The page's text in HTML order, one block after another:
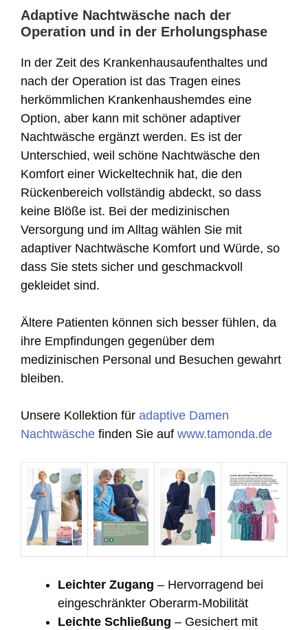
Adaptive Nachtwäsche nach der
Operation und in der Erholungsphase
In der Zeit des Krankenhausaufenthaltes und
nach der Operation ist das Tragen eines
herkömmlichen Krankenhaushemdes eine
Option, aber kann mit schöner adaptiver
Nachtwäsche ergänzt werden. Es ist der
Unterschied, weil schöne Nachtwäsche den
Komfort einer Wickeltechnik hat, die den
Rückenbereich vollständig abdeckt, so dass
keine Blöße ist. Bei der medizinischen
Versorgung und im Alltag wählen Sie mit
adaptiver Nachtwäsche Komfort und Würde, so
dass Sie stets sicher und geschmackvoll
gekleidet sind.
Ältere Patienten können sich besser fühlen, da
ihre Empfindungen gegenüber dem
medizinischen Personal und Besuchen gewahrt
bleiben.
Unsere Kollektion für adaptive Damen
Nachtwäsche finden Sie auf www.tamonda.de
Leichter Zugang – Hervorragend bei
eingeschränkter Oberarm-Mobilität
Leichte Schließung – Gesichert mit